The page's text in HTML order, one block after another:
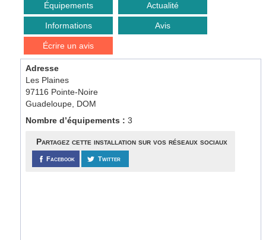
Équipements Actualité
Informations Avis
Écrire un avis
Adresse
Les Plaines
97116 Pointe-Noire
Guadeloupe, DOM
Nombre d’équipements :3
Partagez cette installation sur vos réseaux sociaux
Facebook Twitter